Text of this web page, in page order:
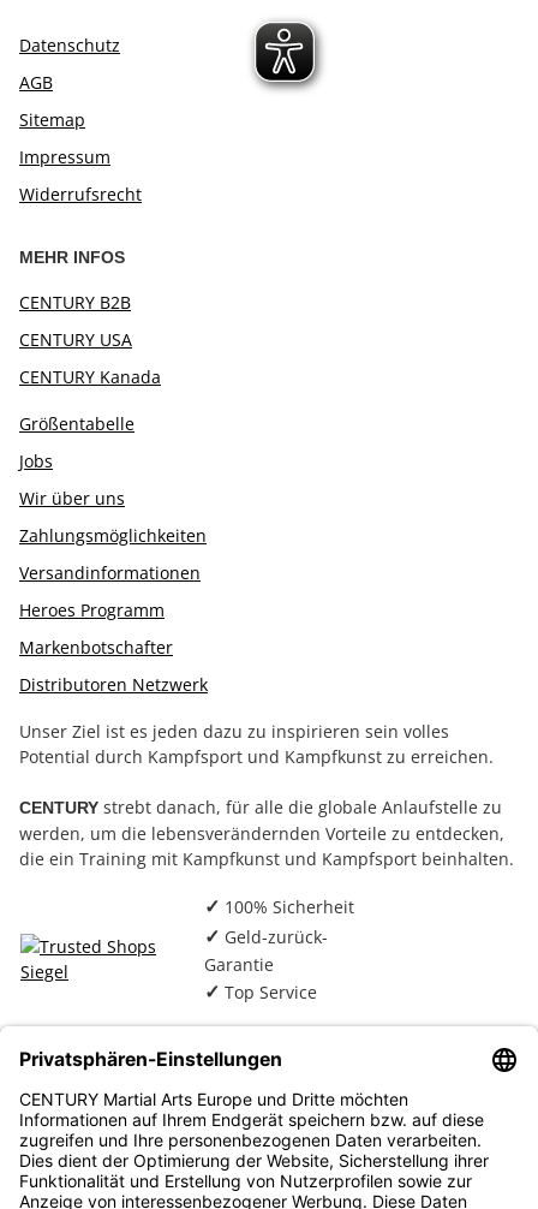
Datenschutz
AGB
Sitemap
Impressum
Widerrufsrecht
MEHR INFOS
CENTURY B2B
CENTURY USA
CENTURY Kanada
Größentabelle
Jobs
Wir über uns
Zahlungsmöglichkeiten
Versandinformationen
Heroes Programm
Markenbotschafter
Distributoren Netzwerk
Unser Ziel ist es jeden dazu zu inspirieren sein volles
Potential durch Kampfsport und Kampfkunst zu erreichen.
CENTURY strebt danach, für alle die globale Anlaufstelle zu
werden, um die lebensverändernden Vorteile zu entdecken,
die ein Training mit Kampfkunst und Kampfsport beinhalten.
✓ 100% Sicherheit
✓ Geld-zurück-
Garantie
✓ Top Service
* Alle Preise inkl. gesetzlicher USt., zzgl.Versand